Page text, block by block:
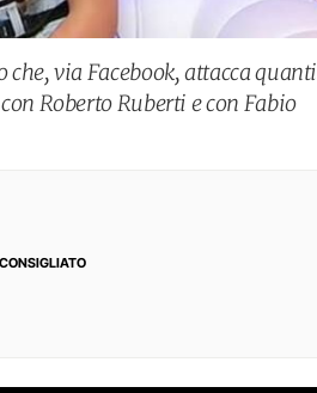
via Facebook, attacca quanti
Roberto Ruberti e con Fabio